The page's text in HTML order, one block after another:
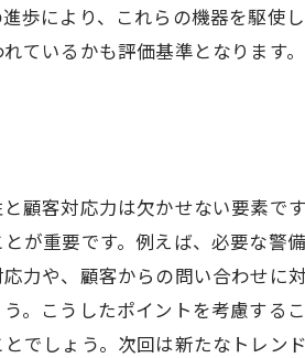
警備の専門家によるプラン提案
警備目的に応じた最適プランの
信頼性の高い警備会社の見つけ
警備体制の確認とその重要性
警備会社の認可と資格を確認す
合意条件と警備契約の見直し
歩により、これらの機器を駆使
ているかも評価基準となります
顧客対応力は欠かせない要素で
が重要です。例えば、必要な警
力や、顧客からの問い合わせに
。こうしたポイントを考慮する
でしょう。次回は新たなトレン